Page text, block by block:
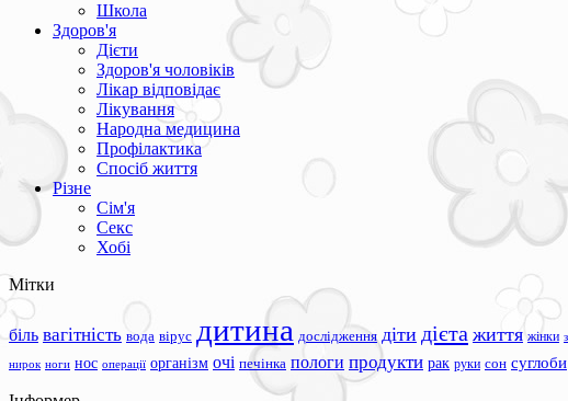
Школа
Здоров'я
Дієти
Здоров'я чоловіків
Лікар відповідає
Лікування
Народна медицина
Профілактика
Спосіб життя
Різне
Сім'я
Секс
Хобі
Мітки
біль вагітність вода вірус дитина дослідження діти дієта життя жінки
нирок ноги нос операції організм очі печінка пологи продукти рак руки сон суглоби